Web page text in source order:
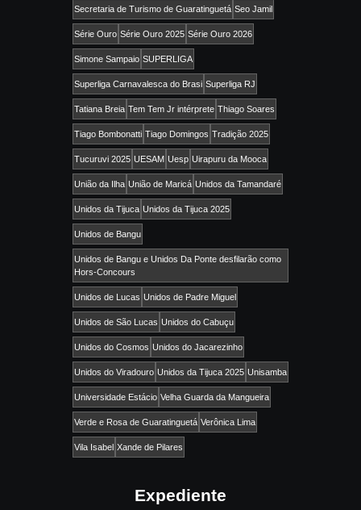
Secretaria de Turismo de Guaratinguetá Seo Jamil
Série Ouro Série Ouro 2025 Série Ouro 2026
Simone Sampaio SUPERLIGA
Superliga Carnavalesca do Brasi Superliga RJ
Tatiana Breia Tem Tem Jr intérprete Thiago Soares
Tiago Bombonatti Tiago Domingos Tradição 2025
Tucuruvi 2025 UESAM Uesp Uirapuru da Mooca
União da Ilha União de Maricá Unidos da Tamandaré
Unidos da Tijuca Unidos da Tijuca 2025
Unidos de Bangu
Unidos de Bangu e Unidos Da Ponte desfilarão como
Hors-Concours
Unidos de Lucas Unidos de Padre Miguel
Unidos de São Lucas Unidos do Cabuçu
Unidos do Cosmos Unidos do Jacarezinho
Unidos do Viradouro Unidos da Tijuca 2025 Unisamba
Universidade Estácio Velha Guarda da Mangueira
Verde e Rosa de Guaratinguetá Verônica Lima
Vila Isabel Xande de Pilares
Expediente